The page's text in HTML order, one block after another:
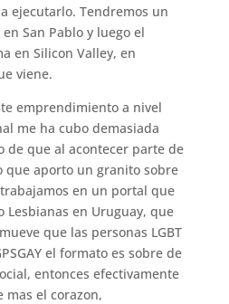
ejecutarlo. Tendremos un
San Pablo y luego el
en Silicon Valley, en
viene.
emprendimiento a nivel
me ha cubo demasiada
de que al acontecer parte de
que aporto un granito sobre
en un portal que
Lesbianas en Uruguay, que
que las personas LGBT
el formato es sobre de
entonces efectivamente
mas el corazon,